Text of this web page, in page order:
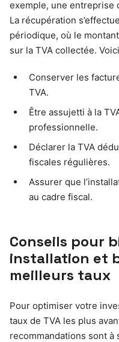
exemple, une entreprise
La récupération
périodique, où le
sur la TVA collectée.
Conserver les
TVA.
Être assujetti à la
professionnelle.
Déclarer la TVA
fiscales régulières.
Assurer que
au cadre fiscal.
Conseils pour
installation et
meilleurs taux
Pour optimiser votre
taux de TVA les plus
recommandations sont à